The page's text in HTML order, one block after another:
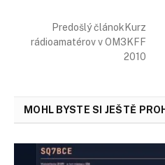
Predošlý článokKurz
rádioamatérov v OM3KFF
2010
MOHL BYSTE SI JEŠTĚ